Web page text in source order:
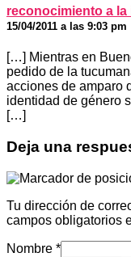
reconocimiento a
15/04/2011 a las 9:03 pm
[…] Mientras en
pedido de la
acciones de amparo
identidad de género
[…]
Deja una
Tu dirección de
campos obligatorios
Nombre *